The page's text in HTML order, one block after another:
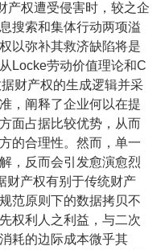
产权遭受侵害时，较之企
搜索和集体行动两项溢
以弥补其救济缺陷将是
Locke劳动价值理论和C
财产权的生成逻辑并采
，阐释了企业何以在提
面占据比较优势，从而
的合理性。然而，单一
，反而会引发愈演愈烈
财产权有别于传统财产
范原则下的数据拷贝不
权利人之利益，与二次
耗的边际成本微乎其